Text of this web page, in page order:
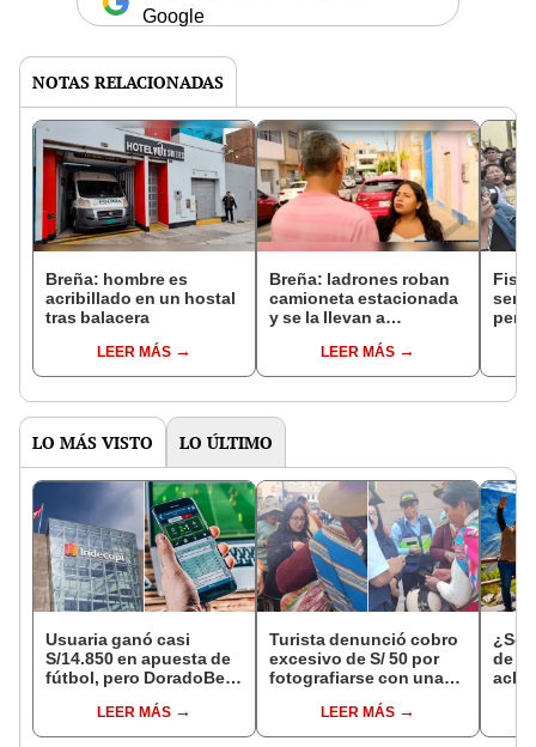
Google
NOTAS RELACIONADAS
Breña: hombre es
acribillado en un hostal
tras balacera
LEER MÁS
Breña: ladrones roban
camioneta estacionada
y se la llevan a
LEER MÁS
LO MÁS VISTO LO ÚLTIMO
Usuaria ganó casi
S/14.850 en apuesta de
fútbol, pero DoradoBet
Indecopi multó a la
empresa con más de S/
LEER MÁS
Turista denunció cobro
excesivo de S/ 50 por
fotografiarse con una
Serenazgo recuperó el
dinero
LEER MÁS
¿Se
de